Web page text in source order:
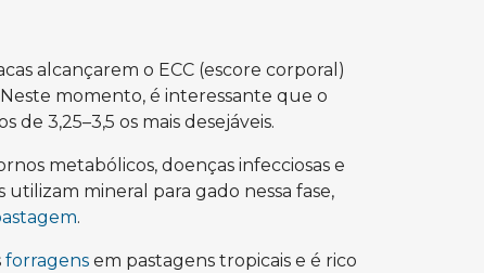
alcançarem o ECC (escore corporal)
momento, é interessante que o
de 3,25–3,5 os mais desejáveis.
metabólicos, doenças infecciosas e
mineral para gado nessa fase,
.
forragens em pastagens tropicais e é rico